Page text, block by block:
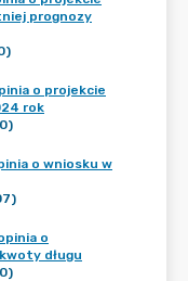
prognozy
o projekcie
rok
o wniosku w
o
długu